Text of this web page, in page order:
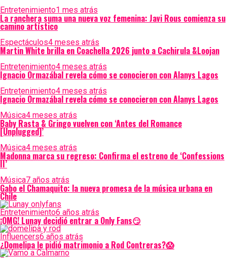
Entretenimiento1 mes atrás
La ranchera suma una nueva voz femenina: Javi Rous comienza su
camino artístico
Espectáculos4 meses atrás
Martin White brilla en Coachella 2026 junto a Cachirula &Loojan
Entretenimiento4 meses atrás
Ignacio Ormazábal revela cómo se conocieron con Alanys Lagos
Entretenimiento4 meses atrás
Ignacio Ormazábal revela cómo se conocieron con Alanys Lagos
Música4 meses atrás
Baby Rasta & Gringo vuelven con ‘Antes del Romance
[Unplugged]’
Música4 meses atrás
Madonna marca su regreso: Confirma el estreno de ‘Confessions
II’
Música7 años atrás
Gabo el Chamaquito: la nueva promesa de la música urbana en
Chile
Entretenimiento6 años atrás
¡OMG! Lunay decidió entrar a Only Fans😏
Influencers6 años atrás
¿Domelipa le pidió matrimonio a Rod Contreras?😱